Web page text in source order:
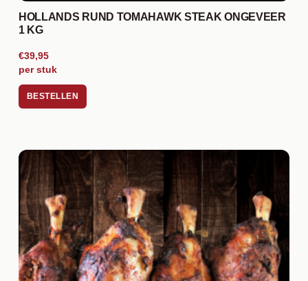
HOLLANDS RUND TOMAHAWK STEAK ONGEVEER
1 KG
€39,95
per stuk
BESTELLEN